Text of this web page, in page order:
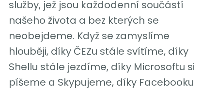
služby, jež jsou každodenní součástí
našeho života a bez kterých se
neobejdeme. Když se zamyslíme
hlouběji, díky ČEZu stále svítíme, díky
Shellu stále jezdíme, díky Microsoftu si
píšeme a Skypujeme, díky Facebooku